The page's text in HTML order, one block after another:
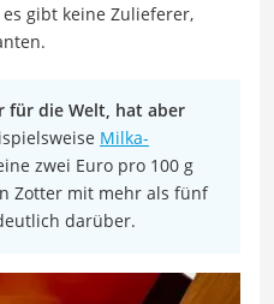
gibt keine Zulieferer,
für die Welt, hat aber
Milka-
zwei Euro pro 100 g
Zotter mit mehr als fünf
darüber.